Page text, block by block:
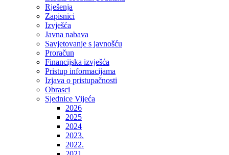
Rješenja
Zapisnici
Izvješća
Javna nabava
Savjetovanje s javnošću
Proračun
Financijska izvješća
Pristup informacijama
Izjava o pristupačnosti
Obrasci
Sjednice Vijeća
2026
2025
2024
2023.
2022.